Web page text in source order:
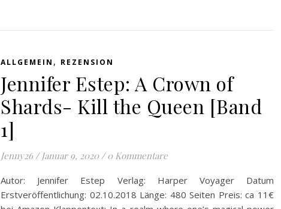
ALLGEMEIN , REZENSION
Jennifer Estep: A Crown of
Shards- Kill the Queen [Band
1]
Jenny26 / Januar 9, 2020 / 0 Kommentare
Autor: Jennifer Estep Verlag: Harper Voyager Datum
Erstveröffentlichung: 02.10.2018 Länge: 480 Seiten Preis: ca 11€